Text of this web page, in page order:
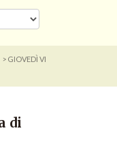
> GIOVEDÌ VI
di